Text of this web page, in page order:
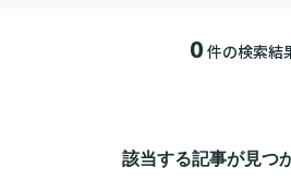
0 件の検索結
該当する記事が見つ